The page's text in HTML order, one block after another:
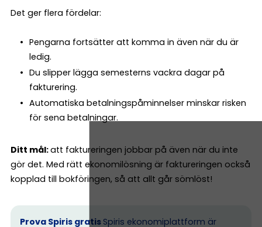
Det ger flera fördelar:
Pengarna fortsätter att komma in även när du är
ledig.
Du slipper lägga semesterns vackra dagar på
fakturering.
Automatiska betalningspåminnelser minskar risken
för sena betalningar.
Ditt mål:att faktureringen jobbar på även när du inte
gör det. Med rätt ekonomilösning är faktureringen också
kopplad till bokföringen, så att allt går sömlöst!
Prova Spiris gratis Spiris ekonomiplattform är